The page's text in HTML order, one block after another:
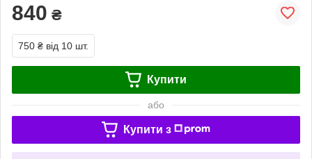
840 ₴
750 ₴ від 10 шт.
Купити
або
Купити з